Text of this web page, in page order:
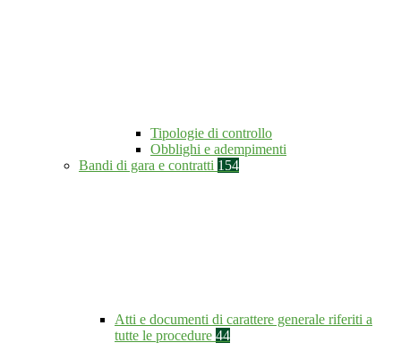
Tipologie di controllo
Obblighi e adempimenti
Bandi di gara e contratti 154
Atti e documenti di carattere generale riferiti a
tutte le procedure 44